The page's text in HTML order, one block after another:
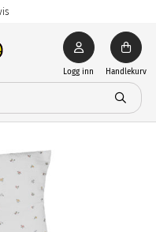
Logg inn Handlekurv